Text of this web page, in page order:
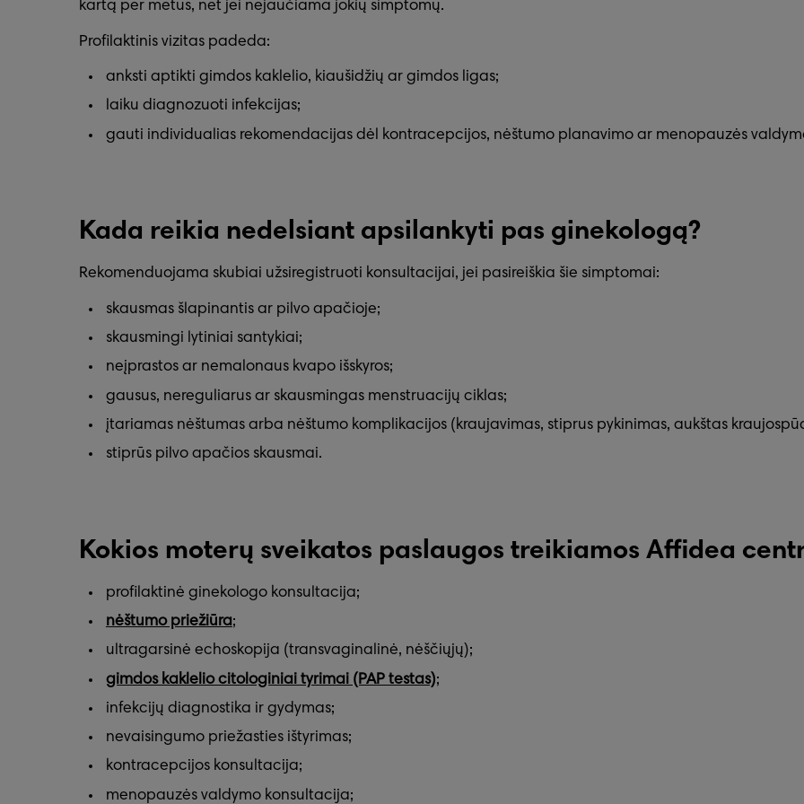
kartą per metus, net jei nejaučiama jokių simptomų.
Profilaktinis vizitas padeda:
anksti aptikti gimdos kaklelio, kiaušidžių ar gimdos ligas;
laiku diagnozuoti infekcijas;
gauti individualias rekomendacijas dėl kontracepcijos, nėštumo planavimo ar menopauzės
Kada reikia nedelsiant apsilankyti pas ginekologą?
Rekomenduojama skubiai užsiregistruoti konsultacijai, jei pasireiškia šie simptomai:
skausmas šlapinantis ar pilvo apačioje;
skausmingi lytiniai santykiai;
neįprastos ar nemalonaus kvapo išskyros;
gausus, nereguliarus ar skausmingas menstruacijų ciklas;
įtariamas nėštumas arba nėštumo komplikacijos (kraujavimas, stiprus pykinimas, aukštas
stiprūs pilvo apačios skausmai.
Kokios moterų sveikatos paslaugos treikiamos Affidea
profilaktinė ginekologo konsultacija;
nėštumo priežiūra;
ultragarsinė echoskopija (transvaginalinė, nėščiųjų);
gimdos kaklelio citologiniai tyrimai (PAP testas);
infekcijų diagnostika ir gydymas;
nevaisingumo priežasties ištyrimas;
kontracepcijos konsultacija;
menopauzės valdymo konsultacija;